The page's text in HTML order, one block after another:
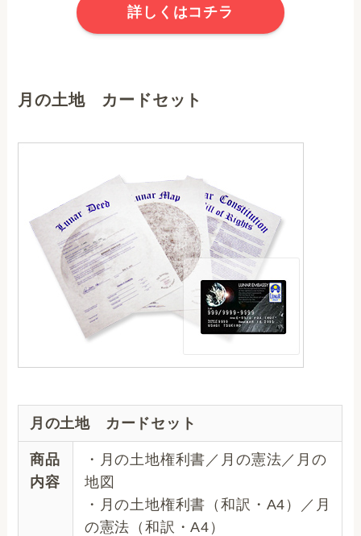
詳しくはコチラ
月の土地 カードセット
月の土地 カードセット
商品
内容
・月の土地権利書／月の憲法／月の
地図
・月の土地権利書（和訳・A4）／月
の憲法（和訳・A4）